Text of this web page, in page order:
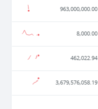
963,000,000.00
8,000.00
462,022.94
3,679,576,058.19